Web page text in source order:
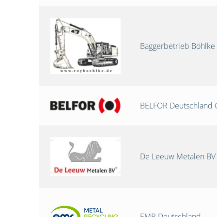
Baggerbetrieb Böhlke
BELFOR Deutschland
De Leeuw Metalen BV